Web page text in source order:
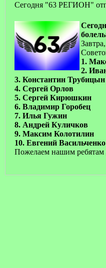
Сегодня "63 РЕГИОН"
1.
2.
3. Константин Трубицын
4. Сергей Орлов
5. Сергей Кирюшкин
6. Владимир Горобец
7. Илья Гужин
8. Андрей Куличков
9. Максим Колотилин
10. Евгений Васильченко
Пожелаем нашим ребятам